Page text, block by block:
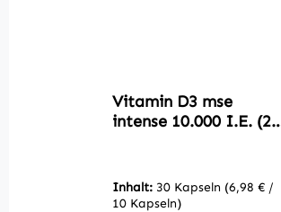
Vitamin D3 mse
intense 10.000 I.E.
Inhalt: 30 Kapseln (6,98 € /
10 Kapseln)